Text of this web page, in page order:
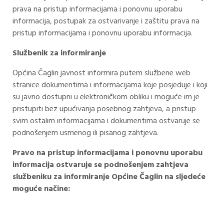
prava na pristup informacijama i ponovnu uporabu
informacija, postupak za ostvarivanje i zaštitu prava na
pristup informacijama i ponovnu uporabu informacija.
Službenik za informiranje
Općina Čaglin javnost informira putem službene web
stranice dokumentima i informacijama koje posjeduje i koji
su javno dostupni u elektroničkom obliku i moguće im je
pristupiti bez upućivanja posebnog zahtjeva, a pristup
svim ostalim informacijama i dokumentima ostvaruje se
podnošenjem usmenog ili pisanog zahtjeva.
Pravo na pristup informacijama i ponovnu uporabu
informacija ostvaruje se podnošenjem zahtjeva
službeniku za informiranje Općine Čaglin na sljedeće
moguće načine: